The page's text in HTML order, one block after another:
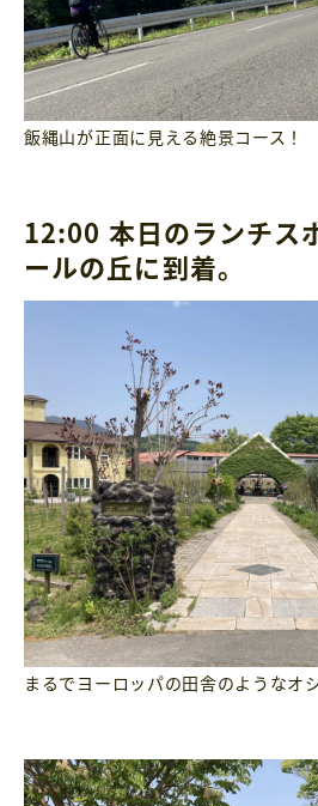
飯縄山が正面に見える絶景コース！
12:00 本日のランチス
ールの丘に到着。
まるでヨーロッパの田舎のようなオ